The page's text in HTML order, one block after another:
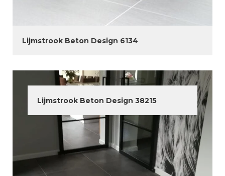
Lijmstrook Beton Design 6134
Lijmstrook Beton Design 38215